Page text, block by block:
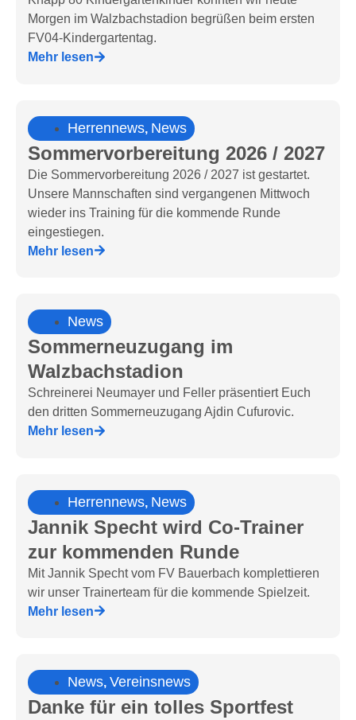
Morgen im Walzbachstadion begrüßen beim ersten
FV04-Kindergartentag.
Mehr lesen
Herrennews, News
Sommervorbereitung 2026 / 2027
Die Sommervorbereitung 2026 / 2027 ist gestartet.
Unsere Mannschaften sind vergangenen Mittwoch
wieder ins Training für die kommende Runde
eingestiegen.
Mehr lesen
News
Sommerneuzugang im
Walzbachstadion
Schreinerei Neumayer und Feller präsentiert Euch
den dritten Sommerneuzugang Ajdin Cufurovic.
Mehr lesen
Herrennews, News
Jannik Specht wird Co-Trainer
zur kommenden Runde
Mit Jannik Specht vom FV Bauerbach komplettieren
wir unser Trainerteam für die kommende Spielzeit.
Mehr lesen
News, Vereinsnews
Danke für ein tolles Sportfest